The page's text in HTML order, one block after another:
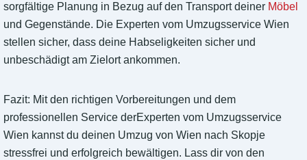
sorgfältige Planung in Bezug auf den Transport deiner Möbel
und Gegenstände. Die Experten vom Umzugsservice Wien
stellen sicher, dass deine Habseligkeiten sicher und
unbeschädigt am Zielort ankommen.
Fazit: Mit den richtigen Vorbereitungen und dem
professionellen Service derExperten vom Umzugsservice
Wien kannst du deinen Umzug von Wien nach Skopje
stressfrei und erfolgreich bewältigen. Lass dir von den